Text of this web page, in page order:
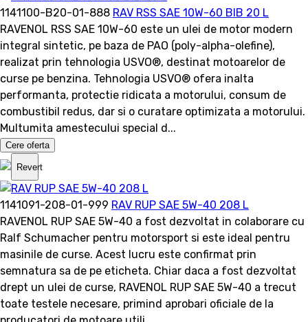
1141100-B20-01-888 RAV RSS SAE 10W-60 BIB 20 L
RAVENOL RSS SAE 10W-60 este un ulei de motor modern
integral sintetic, pe baza de PAO (poly-alpha-olefine),
realizat prin tehnologia USVO®, destinat motoarelor de
curse pe benzina. Tehnologia USVO® ofera inalta
performanta, protectie ridicata a motorului, consum de
combustibil redus, dar si o curatare optimizata a motorului.
Multumita amestecului special d...
Cere oferta
Revert
1141091-208-01-999 RAV RUP SAE 5W-40 208 L
RAVENOL RUP SAE 5W-40 a fost dezvoltat in colaborare cu
Ralf Schumacher pentru motorsport si este ideal pentru
masinile de curse. Acest lucru este confirmat prin
semnatura sa de pe eticheta. Chiar daca a fost dezvoltat
drept un ulei de curse, RAVENOL RUP SAE 5W-40 a trecut
toate testele necesare, primind aprobari oficiale de la